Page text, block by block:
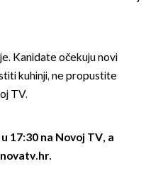
Kanidate očekuju novi
kuhinji, ne propustite
TV.
17:30 na Novoj TV, a